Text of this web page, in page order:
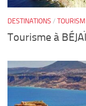
DESTINATIONS / TOURISM
Tourisme à